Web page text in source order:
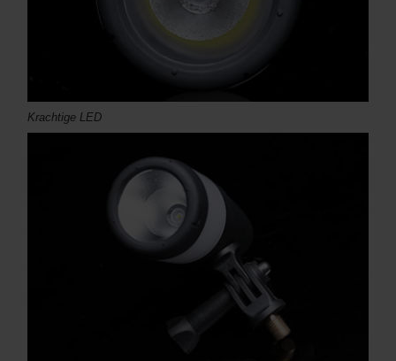
Krachtige LED